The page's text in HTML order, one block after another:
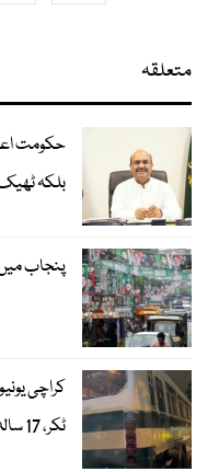
متعلقہ
حکومت
بلکہ
پنجاب میں
کراچی
ٹکر، 17 سالہ لڑکی جاں بحق